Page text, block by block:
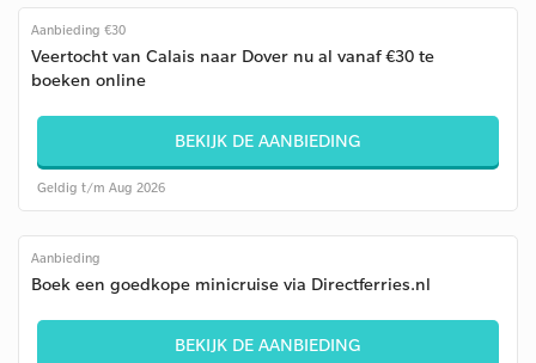
Aanbieding €30
Veertocht van Calais naar Dover nu al vanaf €30 te
boeken online
BEKIJK DE AANBIEDING
Geldig t/m Aug 2026
Aanbieding
Boek een goedkope minicruise via Directferries.nl
BEKIJK DE AANBIEDING